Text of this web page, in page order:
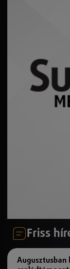
Friss
Augusztusban